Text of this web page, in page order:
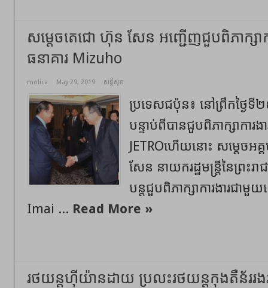
សម្ដេចតេជោ ហ៊ុន សែន អញ្ជើញជួបពិភាក្សា
ធនាគារ Mizuho
molica May 29, 2019 សន្តិសុខ
ប្រទេសជប៉ុន៖ នៅព្រឹកថ្ងៃទី
បន្ទាប់ពីបានជួបពិភាក្សាការ
JETROហើយនោះ សម្ដេចអ
សែន នាយករដ្ឋមន្ត្រីនៃព្រះរ
បន្តជួបពិភាក្សាការងារជា
Imai ... Read More »
រថយន្តហ៊ីយ៉ានដាយ ប្រលះរថយន្តកុងតឺន័រ